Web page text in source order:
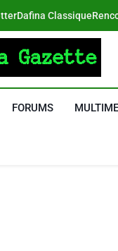
Dafina Classique
FORUMS